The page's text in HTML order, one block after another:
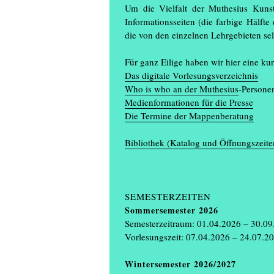
Um die Vielfalt der Muthesius
Informationsseiten (die farbige Hälfte
die von den einzelnen Lehrgebieten
Für ganz Eilige haben wir hier eine
Das digitale Vorlesungsverzeichnis
Who is who an der Muthesius-
Medienformationen für die Presse
Die Termine der Mappenberatung
Bibliothek (Katalog und
SEMESTERZEITEN
Sommersemester 2026
Semesterzeitraum: 01.04.2026 –
Vorlesungszeit: 07.04.2026 –
Wintersemester 2026/2027